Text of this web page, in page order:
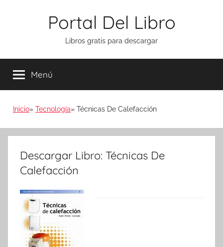
Portal Del Libro
Libros gratis para descargar
Menú
Inicio Tecnología Técnicas De Calefacción
Descargar Libro: Técnicas De
Calefacción